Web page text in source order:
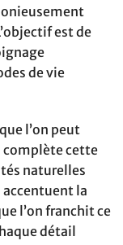
est de
de vie
l’on peut
complète cette
naturelles
la
l’on franchit ce
détail